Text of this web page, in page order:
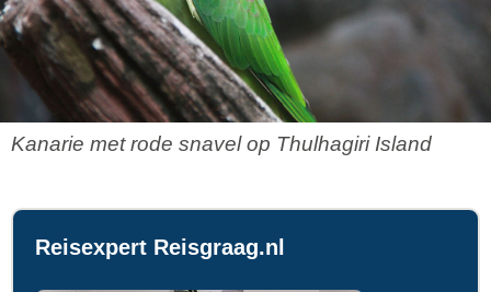
Kanarie met rode snavel op Thulhagiri Island
Reisexpert Reisgraag.nl